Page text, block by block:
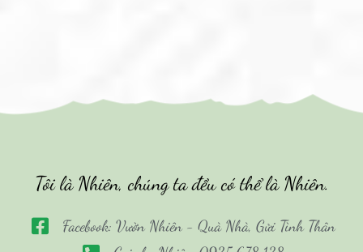
Tôi là Nhiên, chúng ta đều có thể là Nhiên.
Facebook: Vườn Nhiên - Quà Nhà, Gửi Tình Thân